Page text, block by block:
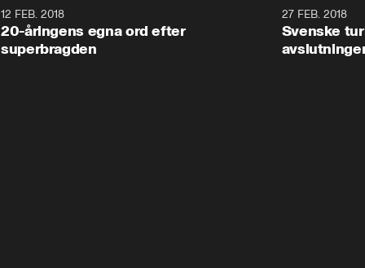
12 FEB. 2018
20-åringens egna ord efter
superbragden
27 FEB. 2018
Svenske